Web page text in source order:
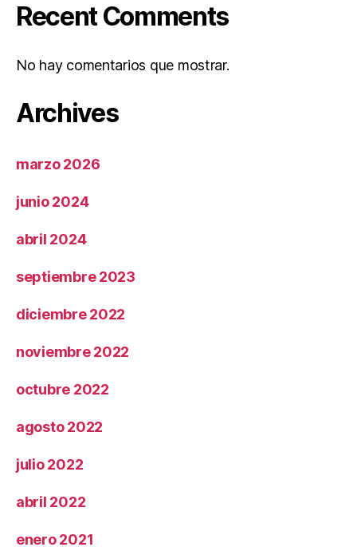
Recent Comments
No hay comentarios que mostrar.
Archives
marzo 2026
junio 2024
abril 2024
septiembre 2023
diciembre 2022
noviembre 2022
octubre 2022
agosto 2022
julio 2022
abril 2022
enero 2021